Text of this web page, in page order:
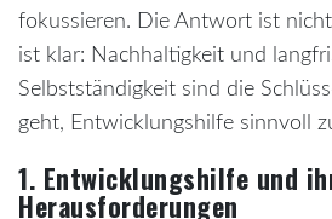
fokussieren. Die Antwort ist
ist klar: Nachhaltigkeit und
Selbstständigkeit sind die
geht, Entwicklungshilfe sinnvoll
1. Entwicklungshilfe und
Herausforderungen